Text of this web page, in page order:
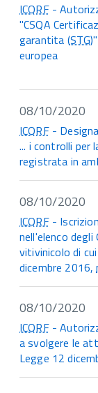
ICQRF-
"CSQA
garantita (STG
europea
08/10/2020
ICQRF-
... i controlli per
registrata in
08/10/2020
ICQRF-
nell'elenco degli
vitivinicolo di
dicembre 2016,
08/10/2020
ICQRF-
a svolgere le
Legge 12